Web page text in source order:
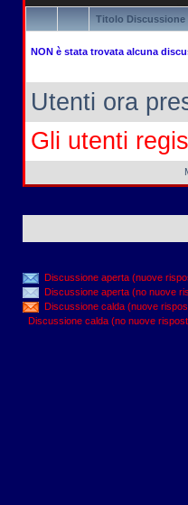
Titolo Discussione
NON è stata trovata alcuna
Utenti ora
Gli utenti
Discussione aperta (nuove
Discussione aperta (no nuove
Discussione calda (nuove
Discussione calda (no nuove